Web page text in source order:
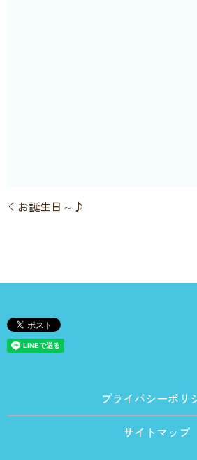
お誕生日～♪
プライバシーポリ
サイトマップ